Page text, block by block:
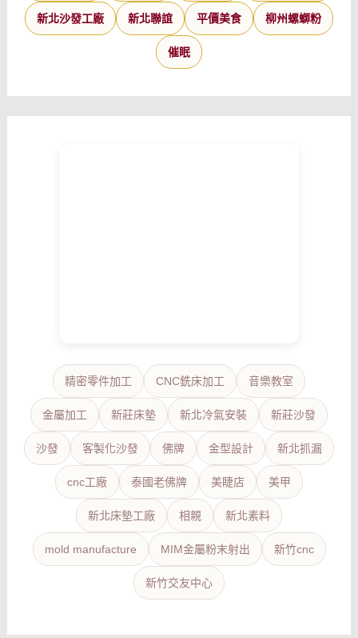
新北沙發工廠 新北聯誼 平價美食 柳州螺螄粉
催眠
精密零件加工 CNC銑床加工 音樂教室
金屬加工 新莊床墊 新北冷氣安裝 新莊沙發
沙發 客製化沙發 佛牌 金型設計 新北抓漏
cnc工廠 泰國老佛牌 美睫店 美甲
新北床墊工廠 相親 新北素料
mold manufacture MIM金屬粉末射出 新竹cnc
新竹交友中心